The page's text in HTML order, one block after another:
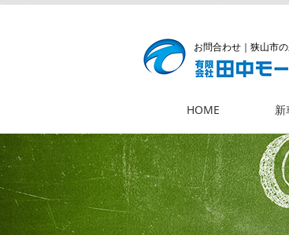
お問合わせ ｜狭山市
ン
テ
ン
ツ
へ
HOME 新